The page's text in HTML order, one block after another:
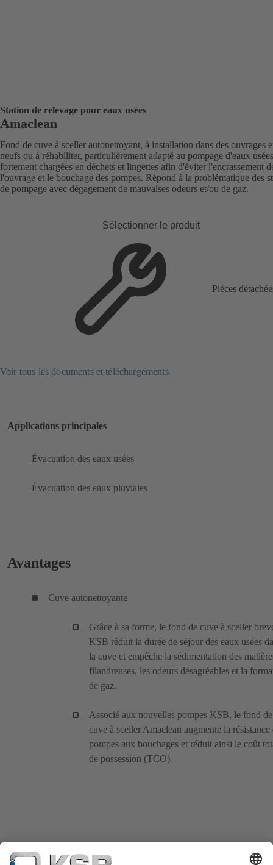
Station de relevage pour eaux usées
Amaclean
Fond de cuve à sceller autonettoyant, à installation dans des ouvrages
neufs ou à réhabiliter, particulièrement adapté au pompage d'eaux usées
fortement chargées en déchets et lingettes afin d'éviter l'encrassement
l'ouvrage et le bouchage des pompes. Répond à la problématique des
de pompage avec dégagement de mauvaises odeurs et/ou de gaz.
Sélectionner le produit
Pièces
Voir tous les documents et téléchargements
Applications principales
Évacuation des eaux usées
Évacuation des eaux pluviales
Avantages
Cuve autonettoyante
Grâce à sa forme, le fond de cuve à sceller
KSB réduit la durée de séjour des eaux usées
la cuve et empêche la sédimentation des
filandreuses, les odeurs désagréables et la
de gaz.
Associé aux nouvelles pompes KSB, le fond de
cuve à sceller Amaclean augmente la résistance
pompes aux bouchages et réduit ainsi le coût
de possession (TCO).